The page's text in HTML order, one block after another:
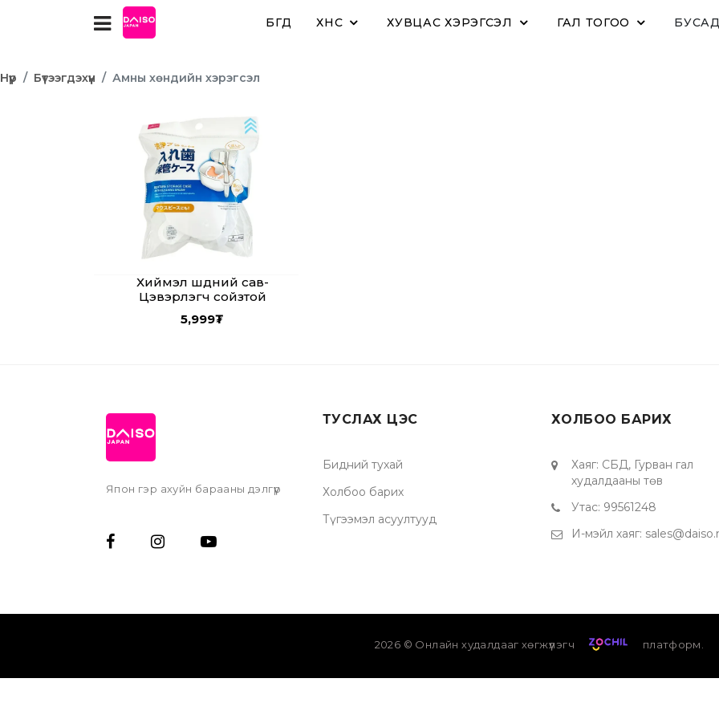
БҮГД ХҮНС ХУВЦАС ХЭРЭГСЭЛ ГАЛ ТОГОО
Нүүр Бүтээгдэхүүн Амны хөндийн хэрэгсэл
Хиймэл шүдний сав-
Цэвэрлэгч сойзтой
5,999₮
Япон гэр ахуйн барааны дэлгүүр
ТУСЛАХ ЦЭС
Бидний тухай
Холбоо барих
Түгээмэл асуултууд
ХОЛБОО БАРИХ
Хаяг: СБД, Гурван гал
худалдааны төв
Утас: 99561248
И-мэйл хаяг:
2026 © Онлайн худалдааг хөгжүүлэгч платформ.